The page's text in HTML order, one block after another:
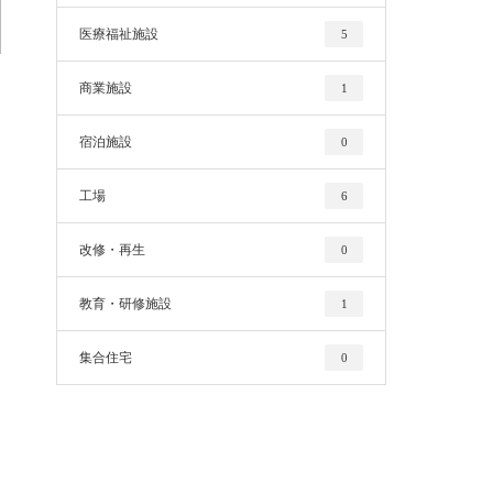
医療福祉施設 5
商業施設 1
宿泊施設 0
工場 6
改修・再生 0
教育・研修施設 1
集合住宅 0